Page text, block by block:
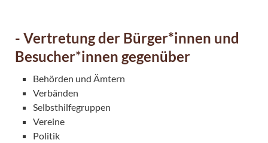
- Vertretung der Bürger*innen und
Besucher*innen gegenüber
Behörden und Ämtern
Verbänden
Selbsthilfegruppen
Vereine
Politik